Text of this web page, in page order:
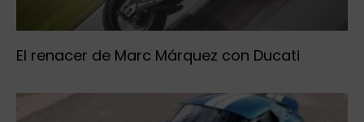
El renacer de Marc Márquez con Ducati